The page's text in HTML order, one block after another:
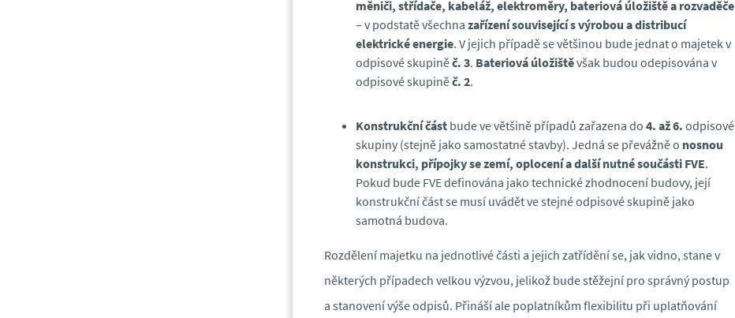
měniči, střídače, kabeláž, elektroměry, bateriová úložiště a rozvaděče
– v podstatě všechna zařízení související s výrobou a distribucí
elektrické energie. V jejich případě se většinou bude jednat o majetek v
odpisové skupiněč. 3. Bateriová úložištěvšak budou odepisována v
odpisové skupiněč. 2.
Konstrukční část bude ve většině případů zařazena do 4. až 6. odpisové
skupiny (stejně jako samostatné stavby). Jedná se převážně o nosnou
konstrukci, přípojky se zemí, oplocení a další nutné součásti FVE.
Pokud bude FVE definována jako technické zhodnocení budovy, její
konstrukční část se musí uvádět ve stejné odpisové skupině jako
samotná budova.
Rozdělení majetku na jednotlivé části a jejich zatřídění se, jak vidno, stane v
některých případech velkou výzvou, jelikož bude stěžejní pro správný postup
a stanovení výše odpisů. Přináší ale poplatníkům flexibilitu při uplatňování